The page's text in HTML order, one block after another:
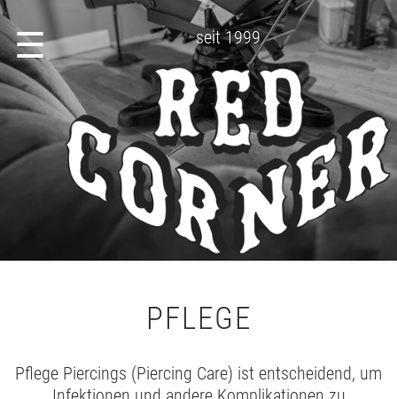
☰ seit 1999
PFLEGE
Pflege Piercings (Piercing Care) ist entscheidend, um